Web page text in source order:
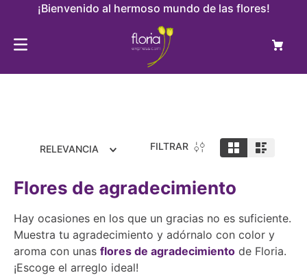
¡Bienvenido al hermoso mundo de las flores!
RELEVANCIA FILTRAR
Flores de agradecimiento
Hay ocasiones en los que un gracias no es suficiente.
Muestra tu agradecimiento y adórnalo con color y
aroma con unas flores de agradecimiento de Floria.
¡Escoge el arreglo ideal!